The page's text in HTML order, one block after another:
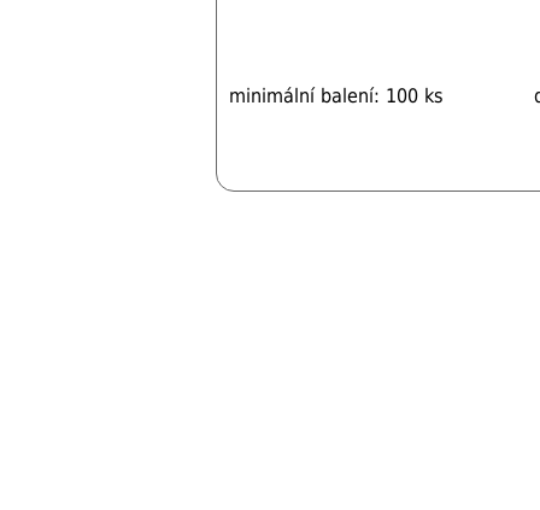
minimální balení: 100 ks